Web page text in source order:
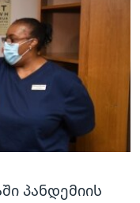
პანდემიის